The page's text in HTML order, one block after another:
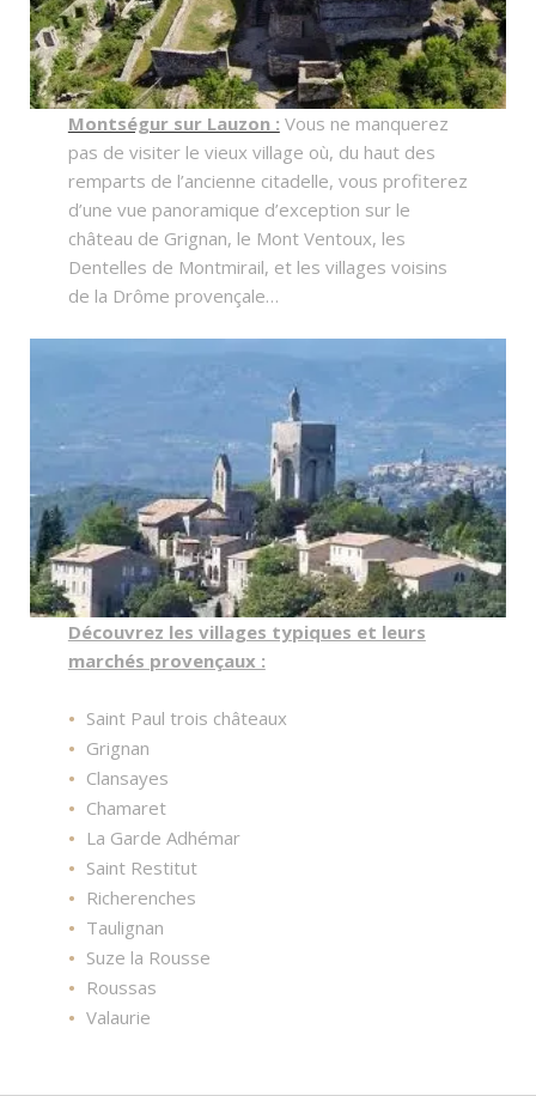
Montségur sur Lauzon : Vous ne manquerez
pas de visiter le vieux village où, du haut des
remparts de l’ancienne citadelle, vous profiterez
d’une vue panoramique d’exception sur le
château de Grignan, le Mont Ventoux, les
Dentelles de Montmirail, et les villages voisins
de la Drôme provençale…
Découvrez les villages typiques et leurs
marchés provençaux :
Saint Paul trois châteaux
Grignan
Clansayes
Chamaret
La Garde Adhémar
Saint Restitut
Richerenches
Taulignan
Suze la Rousse
Roussas
Valaurie